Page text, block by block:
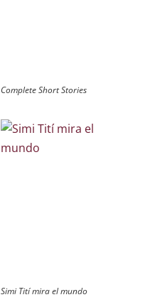
Complete Short Stories
Simi Tití mira el mundo